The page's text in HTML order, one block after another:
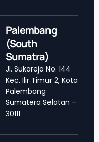
Palembang
(South
Sumatra)
Jl. Sukarejo No. 144
Kec. Ilir Timur 2, Kota
Palembang
Sumatera Selatan –
30111